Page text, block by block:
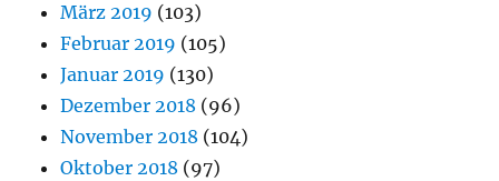
März 2019 (103)
Februar 2019 (105)
Januar 2019 (130)
Dezember 2018 (96)
November 2018 (104)
Oktober 2018 (97)